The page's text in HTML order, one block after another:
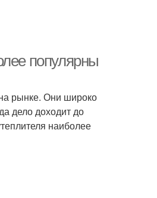
популярны
рынке. Они широко
дело доходит до
наиболее